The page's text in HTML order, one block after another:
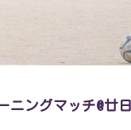
ニングマッチ@廿